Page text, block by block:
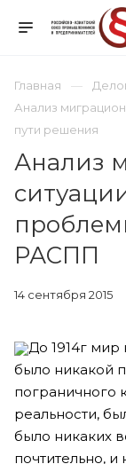
Главная
Анализ
пути решения
Анализ
РАСПП
14 сентября 2015
До 1914г
было никакой
пограничного
реальности,
было никаких
почтительно,